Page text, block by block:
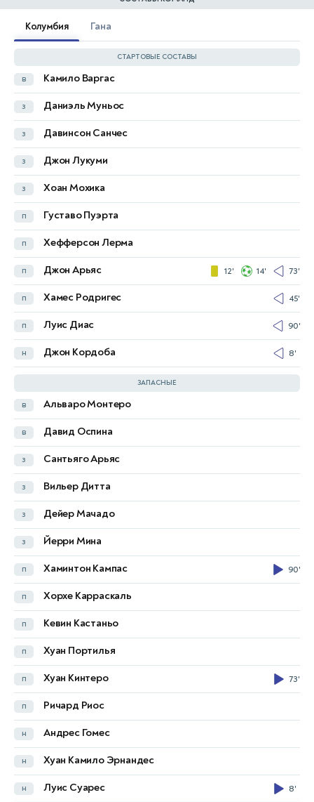
Колумбия Гана
СТАРТОВЫЕ СОСТАВЫ
в Камило Варгас
з Даниэль Муньос
з Давинсон Санчес
з Джон Лукуми
з Хоан Мохика
п Густаво Пуэрта
п Хефферсон Лерма
п Джон Арьяс 12' 14' 73'
п Хамес Родригес 45'
п Луис Диас 90'
н Джон Кордоба 8'
ЗАПАСНЫЕ
в Альваро Монтеро
в Давид Оспина
з Сантьяго Арьяс
з Вильер Дитта
з Дейер Мачадо
з Йерри Мина
п Хаминтон Кампас 90'
п Хорхе Карраскаль
п Кевин Кастаньо
п Хуан Портилья
п Хуан Кинтеро 73'
п Ричард Риос
н Андрес Гомес
н Хуан Камило Эрнандес
н Луис Суарес 8'
в Лоуренс Ати-Зиги
з Гидеон Менса
з Джером Опоку
з Деррик Люккассен
з Марвен Сеная
п Кваси Сибо
п Калеб Йиренки
п Томас Парти
н Джордан Айю
н Энтойн Семеньо
н Иньяки Уильямс
в Джозеф Ананг
в Бенджамин Асаре
з Джонас Аджей Аджети
з Абдул Рахман Баба
з Абдул Мумин
з Коджо Пепра Оппонг
з Алиду Сейду 76'
п Огастин Боаки
п Кристофер Бонсу Баа
п Абдул Фатаву
п Эрнест Нуама
п Элиша Овусу
п Камал Дин Сулемана
н Принс Квабена Аду
н Брендон Томас-Асанте